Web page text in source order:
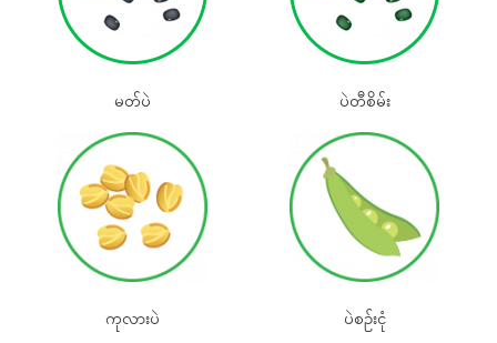
မတ်ပဲ ပဲတီစိမ်း
ကုလားပဲ ပဲစဉ်းငုံ